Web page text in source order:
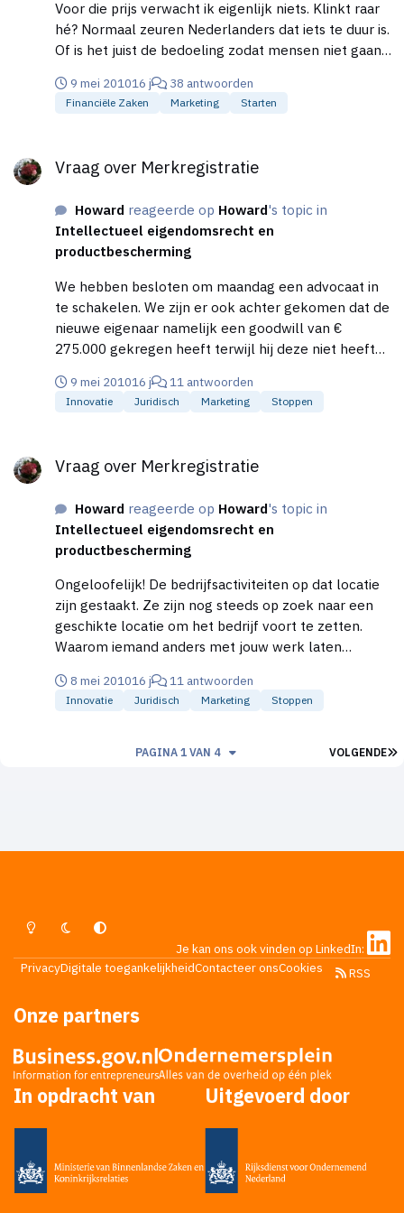
Voor die prijs verwacht ik eigenlijk niets. Klinkt raar
hé? Normaal zeuren Nederlanders dat iets te duur is.
Of is het juist de bedoeling zodat mensen niet gaan
bedoeling is? Jouw porfolio. Is dat echt? Of om te
lokken? Kan je geen verwijzing maken naar de site's
strakke site. Mijn complimenten!
9 mei 201016 j 38 antwoorden
Financiële Zaken Marketing Starten
Vraag over Merkregistratie
Howard reageerde op Howard's topic in
Intellectueel eigendomsrecht en
productbescherming
We hebben besloten om maandag een advocaat in
te schakelen. We zijn er ook achter gekomen dat de
nieuwe eigenaar namelijk een goodwill van €
275.000 gekregen heeft terwijl hij deze niet heeft
Bedankt iedereen die echt wilde helpen.
9 mei 201016 j 11 antwoorden
Innovatie Juridisch Marketing Stoppen
Vraag over Merkregistratie
Howard reageerde op Howard's topic in
Intellectueel eigendomsrecht en
productbescherming
Ongeloofelijk! De bedrijfsactiviteiten op dat locatie
zijn gestaakt. Ze zijn nog steeds op zoek naar een
geschikte locatie om het bedrijf voort te zetten.
Waarom iemand anders met jouw werk laten
EDIT: En met opzetje bedoel ik dat de nieuwe
eigenaar van het pand gewoon wist dat hij de
belachelijke eisen. Nieuwe eigenaar heeft meerdere
8 mei 201016 j 11 antwoorden
Innovatie Juridisch Marketing Stoppen
VOLGENDE
PAGINA 1 VAN 4
Lichte ModusDonkere ModusSysteemvoorkeur
Je kan ons ook vinden op LinkedIn:
PrivacyDigitale toegankelijkheidContacteer onsCookies RSS
Onze partners
In opdracht van Uitgevoerd door